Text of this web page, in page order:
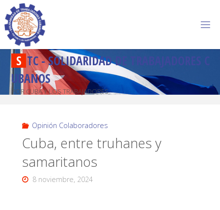
S TC-SOLIDARIDADD R A BAJADORES C
U BANOS
POR CUBA Y LOS TRABAJADORES
Opinión Colaboradores
Cuba, entre truhanes y
samaritanos
8 noviembre, 2024